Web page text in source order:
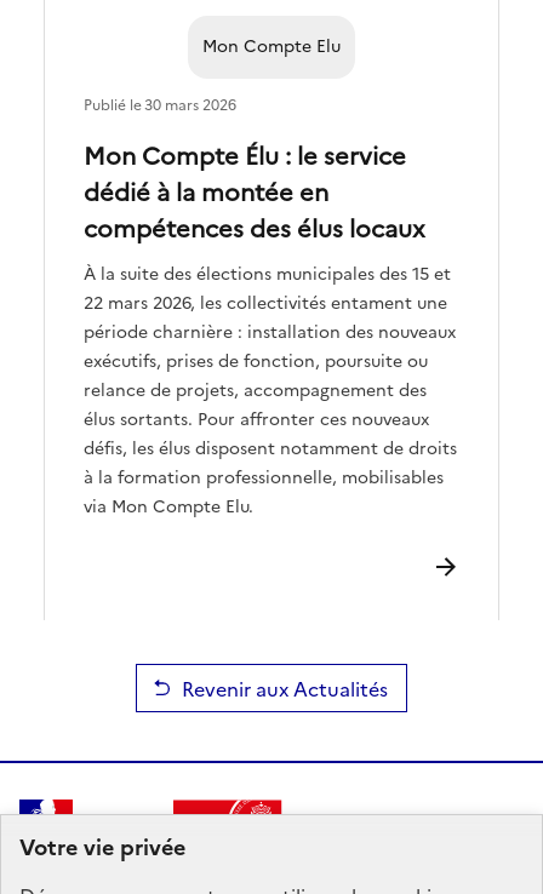
Votre vie privée
Mon Compte Élu : le service
dédié à la montée en
compétences des élus locaux
À la suite des élections municipales des 15 et
22 mars 2026, les collectivités entament une
période charnière : installation des nouveaux
exécutifs, prises de fonction, poursuite ou
relance de projets, accompagnement des
élus sortants. Pour affronter ces nouveaux
défis, les élus disposent notamment de droits
à la formation professionnelle, mobilisables
via Mon Compte Elu.
Mon Compte Elu
Publié le30 mars 2026
Revenir aux Actualités
RÉPUBLIQUE
FRANÇAISE